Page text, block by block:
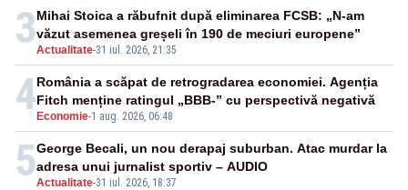
3Actualitate-31 iul. 2026, 21:35
Mihai Stoica a răbufnit după eliminarea FCSB: „N-am
văzut asemenea greșeli în 190 de meciuri europene”
4Economie-1 aug. 2026, 06:48
România a scăpat de retrogradarea economiei. Agenția
Fitch menține ratingul „BBB-” cu perspectivă negativă
5Actualitate-31 iul. 2026, 18:37
George Becali, un nou derapaj suburban. Atac murdar la
adresa unui jurnalist sportiv – AUDIO